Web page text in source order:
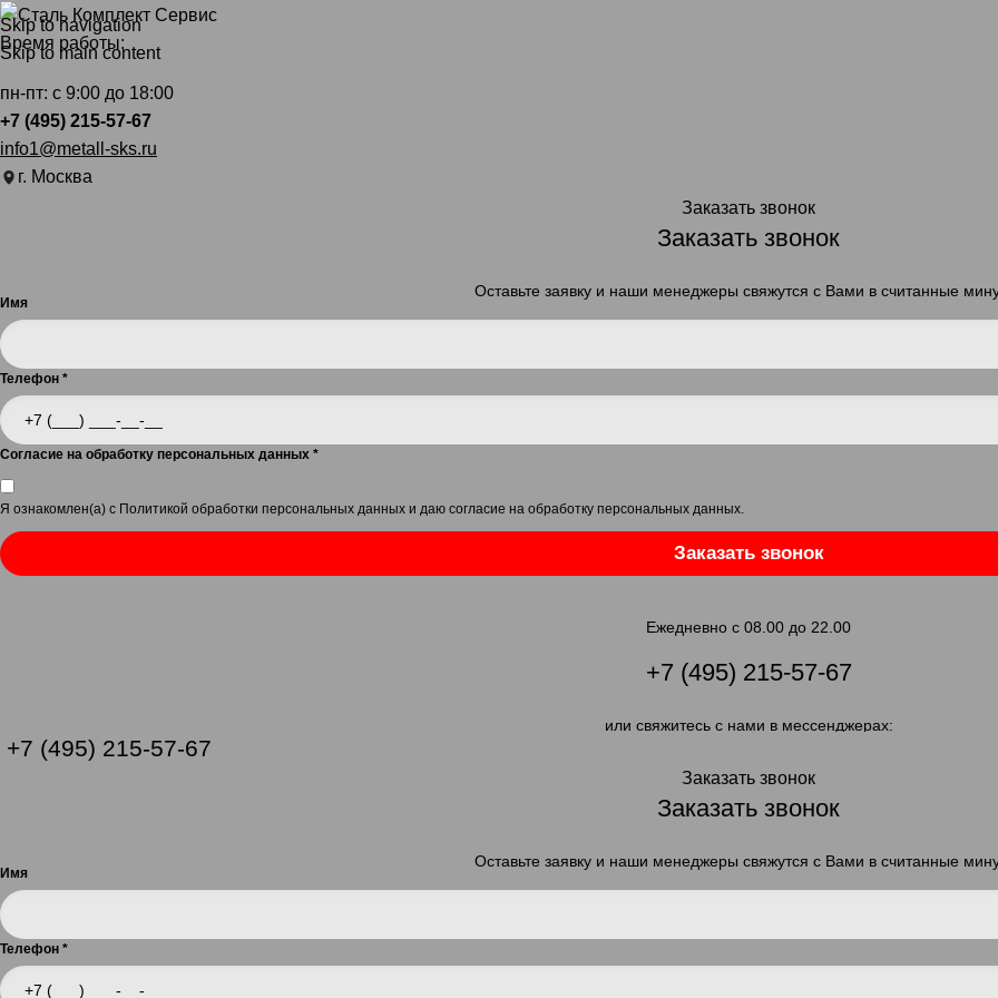
Skip to navigation
Skip to main content
Время работы:
пн-пт: с 9:00 до 18:00
+7 (495) 215-57-67
info1@metall-sks.ru
г. Москва
Заказать звонок
Заказать звонок
Оставьте заявку и наши менеджеры свяжутся с Вами в считанные
Имя
Телефон *
Согласие на обработку персональных данных *
Я ознакомлен(а) с Политикой обработки персональных данных и даю согласие на обработку персональных данных
Заказать звонок
Ежедневно с 08.00 до 22.00
+7 (495) 215-57-67
или свяжитесь с нами в мессенджерах:
+7 (495) 215-57-67
Заказать звонок
Заказать звонок
Оставьте заявку и наши менеджеры свяжутся с Вами в считанные
Имя
Телефон *